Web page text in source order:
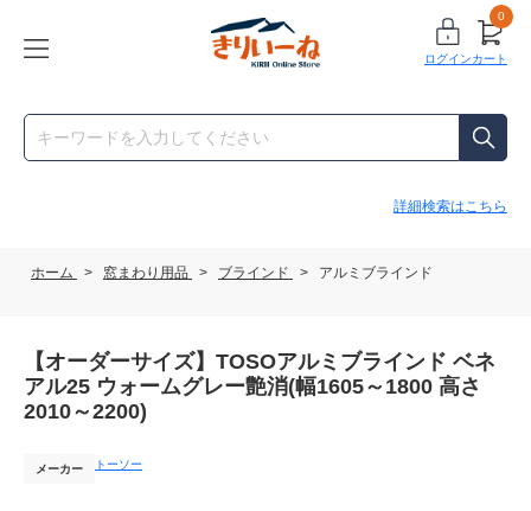
ログイン
0
カート
詳細検索はこちら
ホーム > 窓まわり用品 > ブラインド > アルミブラインド
【オーダーサイズ】TOSOアルミブラインド ベネ
アル25 ウォームグレー艶消(幅1605～1800 高さ
2010～2200)
メーカー トーソー